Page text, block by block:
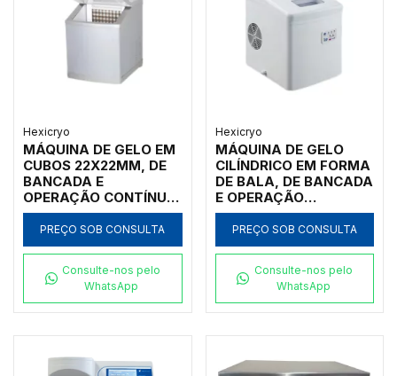
Hexicryo
MÁQUINA DE GELO EM
CUBOS 22X22MM, DE
BANCADA E
OPERAÇÃO CONTÍNUA,
CAPACIDADE PARA
PRODUZIR ATÉ
22KG/DIA, COM
PREÇO SOB CONSULTA
Consulte-nos pelo
WhatsApp
Hexicryo
MÁQUINA DE GELO
CILÍNDRICO EM FORMA
DE BALA, DE BANCADA
E OPERAÇÃO
CONTÍNUA,
CAPACIDADE PARA
PRODUZIR ATÉ
DEPÓSITO 2KG, 220V
PREÇO SOB CONSULTA
Consulte-nos pelo
WhatsApp